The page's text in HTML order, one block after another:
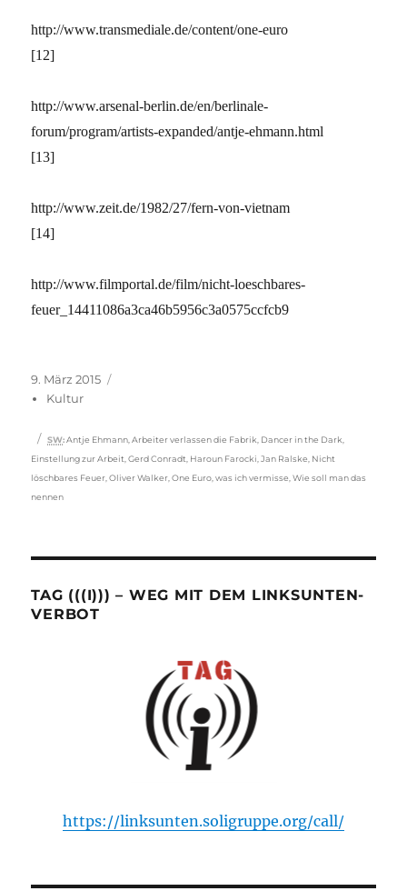
http://www.transmediale.de/content/one-euro
[12]
http://www.arsenal-berlin.de/en/berlinale-
forum/program/artists-expanded/antje-ehmann.html
[13]
http://www.zeit.de/1982/27/fern-von-vietnam
[14]
http://www.filmportal.de/film/nicht-loeschbares-
feuer_14411086a3ca46b5956c3a0575ccfcb9
Veröffentlicht
am
9. März 2015
Kultur
Schlagwörter
SW: Antje Ehmann ,Arbeiter verlassen die Fabrik Dancer in the Dark
Einstellung zur Arbeit ,Gerd Conradt Haroun Farocki ,Jan Ralske Nicht
löschbares Feuer ,Oliver Walker ,One Euro ,was ich vermisse ,Wie soll man das
nennen
TAG (((I))) – WEG MIT DEM LINKSUNTEN-
VERBOT
https://linksunten.soligruppe.org/call/